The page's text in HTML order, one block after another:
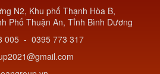
N2, Khu phố Thạnh Hòa B,
Phố Thuận An, Tỉnh Bình Dương
005 - 0395 773 317